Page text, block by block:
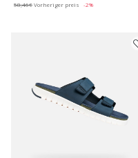
58,46€Vorheriger preis -2%